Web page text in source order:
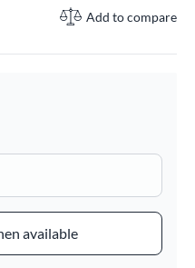
Add to compare
available